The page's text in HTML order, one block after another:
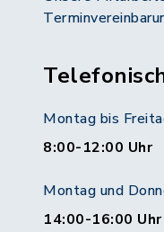
Montag bis
8:00-12:00 Uhr
Montag und
14:00-16:00 Uhr